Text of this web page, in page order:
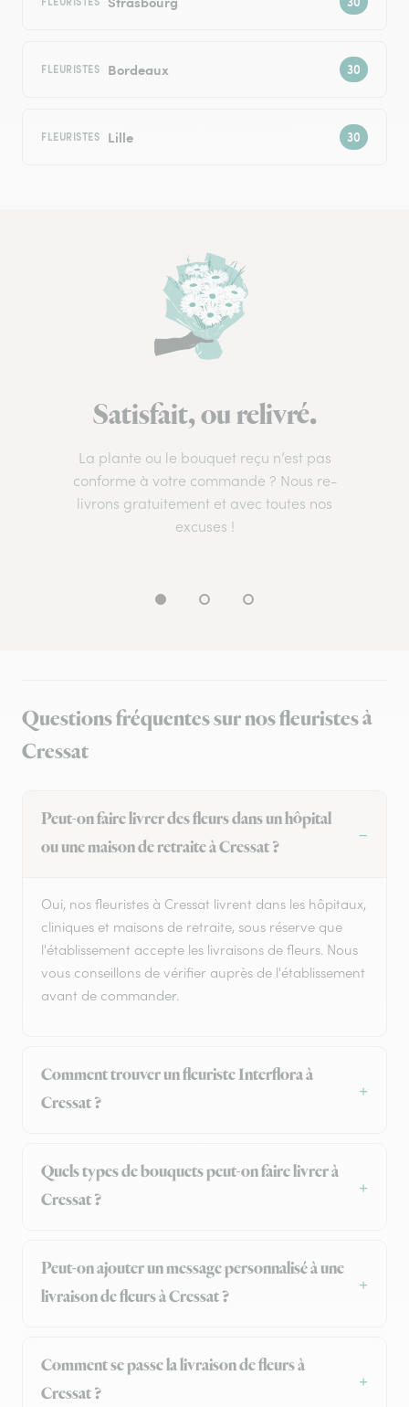
FLEURISTES Bordeaux
FLEURISTES Lille
Satisfait, ou relivré.
La plante ou le bouquet reçu n’est pas
conforme à votre commande ? Nous re-
livrons gratuitement et avec toutes nos
excuses !
Questions fréquentes sur nos fleuristes à
Cressat
Peut-on faire livrer des fleurs dans un hôpital
ou une maison de retraite à Cressat ?
Oui, nos fleuristes à Cressat livrent dans les hôpitaux,
cliniques et maisons de retraite, sous réserve que
l'établissement accepte les livraisons de fleurs. Nous
vous conseillons de vérifier auprès de l'établissement
avant de commander.
Comment trouver un fleuriste Interflora à
Cressat ?
Quels types de bouquets peut-on faire livrer à
Cressat ?
Peut-on ajouter un message personnalisé à une
livraison de fleurs à Cressat ?
Comment se passe la livraison de fleurs à
Cressat ?